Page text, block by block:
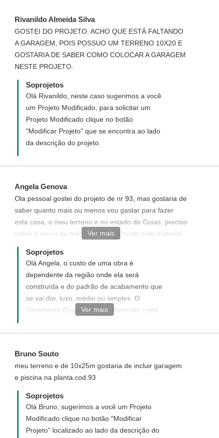
Rivanildo Almeida Silva
GOSTEI DO PROJETO. ACHO QUE ESTÁ FALTANDO
A GARAGEM, POIS POSSUO UM TERRENO 10X20 E
GOSTARIA DE SABER COMO COLOCAR A GARAGEM
NESTE PROJETO.
Soprojetos
Olá Rivanildo, neste caso sugerimos a você
um Projeto Modificado, para solicitar um
Projeto Modificado clique no botão
"Modificar Projeto" que se encontra ao lado
da descrição do projeto.
Angela Genova
Ola pessoal gostei do projeto de nr 93, mas gostaria de
saber quanto mais ou menos vou gastar para fazer
esta casa, o meu terreno e no estado de Goias, preciso
saber o preco da mao de obra e o custo com material.
Gostaria de saber tambem se eu mudar alguma coisa
dentro com o meu desenho voces podem modificar e
acrecentar no projeto? logico que vai ter o seu custo.
Voces fazem a construcao tambem? Obrigado espero
Ver mais
Soprojetos
Olá Angela, o custo de uma obra é
dependente da região onde ela será
construída e do padrão de acabamento que
se vai dar, luxo, médio ou simples. O
Orçamento Quantitativo de Materiais custa
clicando em: ?Orçamento de Materiais?
orçamento você poderá inserir os valores
dos materiais da sua cidade e a planilha
calcula automaticamente o valor total. Para
solicitar Modificações neste Projeto clique
no botão "Modificar Projeto" que se
encontra ao lado da descrição do projeto. A
Soprojetos apenas realiza Elaboração do
Ver mais
Bruno Souto
meu terreno e de 10x25m gostaria de incluir garagem
e piscina na planta cod.93
Soprojetos
Olá Bruno, sugerimos a você um Projeto
Modificado clique no botão "Modificar
Projeto" localizado ao lado da descrição do